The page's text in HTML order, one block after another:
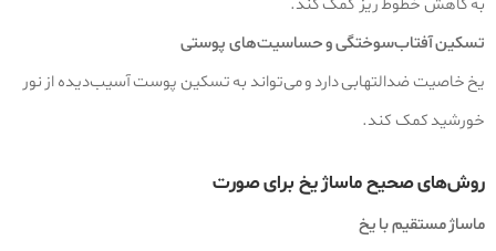
به کاهش خطوط ریز کمک کند.
تسکین آفتاب‌سوختگی و حساسیت‌های پوستی
یخ خاصیت ضدالتهابی دارد و می‌تواند به تسکین پوست آسیب‌دیده از نور
خورشید کمک کند.
روش‌های صحیح ماساژ یخ برای صورت
ماساژ مستقیم با یخ